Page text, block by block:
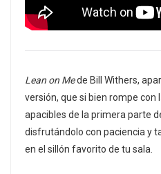
Lean on Mede Bill Withers,
versión, que si bien rompe con
apacibles de la primera parte
disfrutándolo con paciencia y
en el sillón favorito de tu sala.